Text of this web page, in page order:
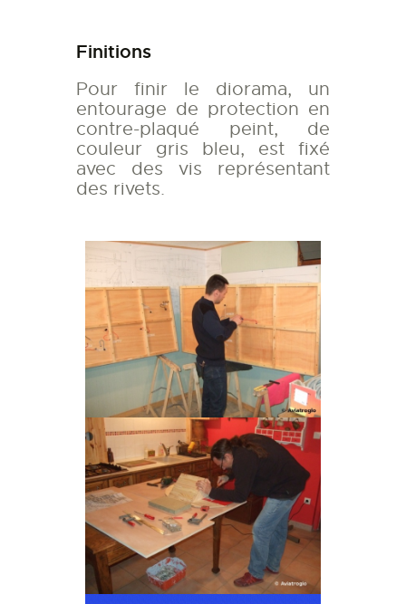
Finitions
Pour finir le diorama, un
entourage de protection en
contre-plaqué peint, de
couleur gris bleu, est fixé
avec des vis représentant
des rivets.